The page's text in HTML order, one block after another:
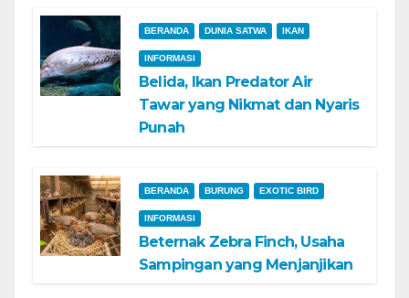
BERANDA DUNIA SATWA IKAN
INFORMASI
Belida, Ikan Predator Air
Tawar yang Nikmat dan Nyaris
Punah
BERANDA BURUNG EXOTIC BIRD
INFORMASI
Beternak Zebra Finch, Usaha
Sampingan yang Menjanjikan